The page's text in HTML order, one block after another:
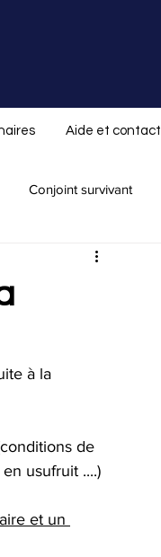
Aide et contact
Conjoint survivant
Donation indirecte
fiscale Donation
à la
de
usufruit ....)
et un